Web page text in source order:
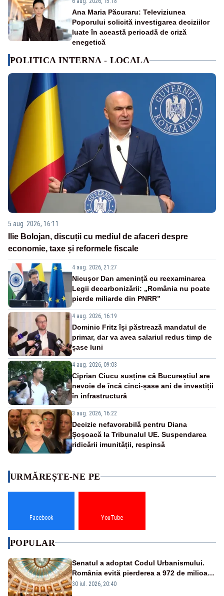
Ana Maria Păcuraru: Televiziunea
Poporului solicită investigarea deciziilor
luate în această perioadă de criză
enegetică
POLITICA INTERNA - LOCALA
5 aug. 2026, 16:11
Ilie Bolojan, discuții cu mediul de afaceri despre
economie, taxe și reformele fiscale
4 aug. 2026, 21:27
Nicușor Dan amenință cu reexaminarea
Legii decarbonizării: „România nu poate
pierde miliarde din PNRR”
4 aug. 2026, 16:19
Dominic Fritz își păstrează mandatul de
primar, dar va avea salariul redus timp de
șase luni
4 aug. 2026, 09:03
Ciprian Ciucu susține că Bucureștiul are
nevoie de încă cinci-șase ani de investiții
în infrastructură
3 aug. 2026, 16:22
Decizie nefavorabilă pentru Diana
Șoșoacă la Tribunalul UE. Suspendarea
ridicării imunității, respinsă
URMĂREȘTE-NE PE
Facebook YouTube
POPULAR
Senatul a adoptat Codul Urbanismului.
România evită pierderea a 972 de milioane
de euro din PNRR
30 iul. 2026, 20:40